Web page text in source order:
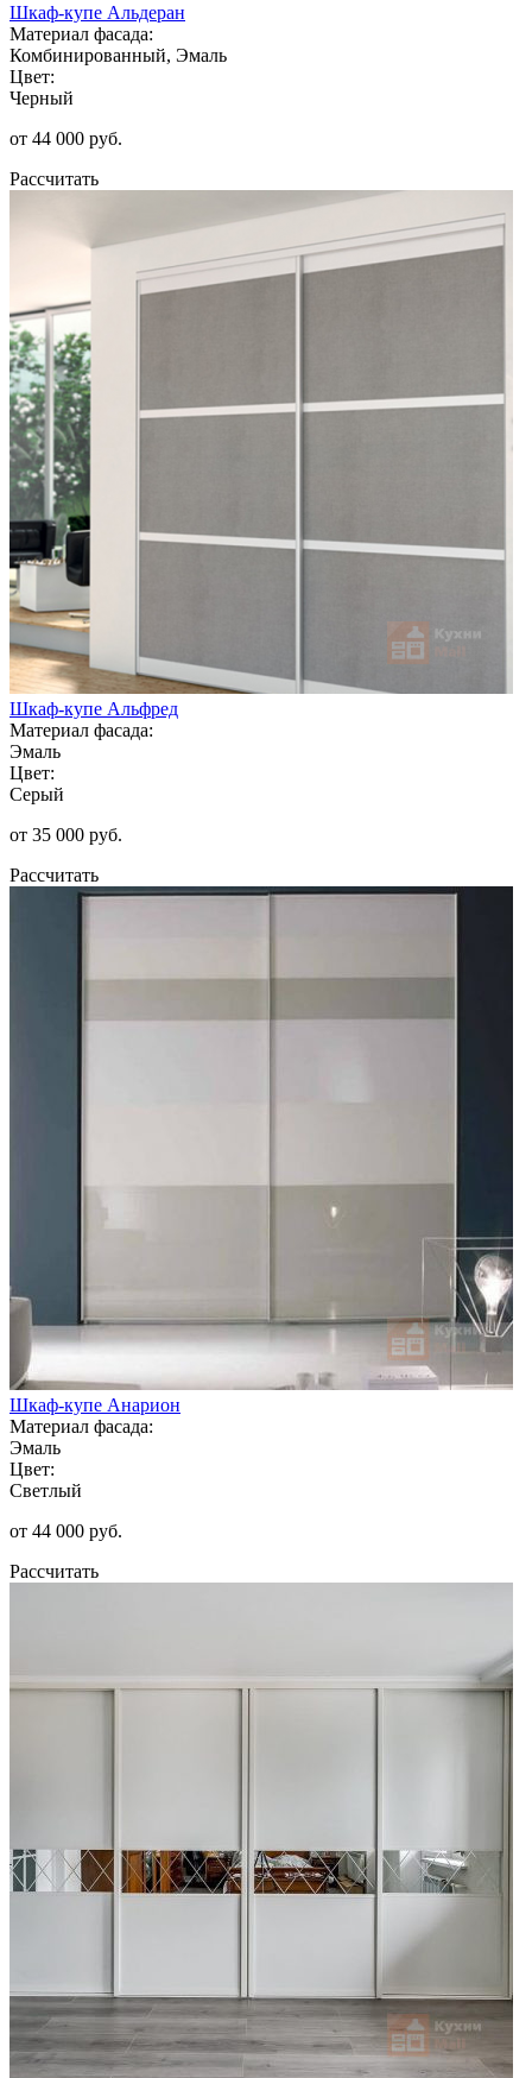
Шкаф-купе Альдеран
Материал фасада:
Комбинированный, Эмаль
Цвет:
Черный
от 44 000 руб.
Рассчитать
Шкаф-купе Альфред
Материал фасада:
Эмаль
Цвет:
Серый
от 35 000 руб.
Рассчитать
Шкаф-купе Анарион
Материал фасада:
Эмаль
Цвет:
Светлый
от 44 000 руб.
Рассчитать